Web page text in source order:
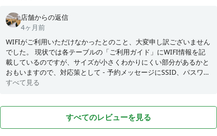
店舗からの返信
4ヶ月前
WIFIがご利用いただけなかったとのこと、大変申し訳ございません
でした。 現状では各テーブルの「ご利用ガイド」にWIFI情報を記
載しているのですが、サイズが小さくわかりにくい部分があるかと
おもいますので、対応策として - 予約メッセージにSSID、パスワー
ドを記載 - 出入り口近辺に大きめの紙をに情報を記載 を実施いたい
すべて見る
すべてのレビューを見る